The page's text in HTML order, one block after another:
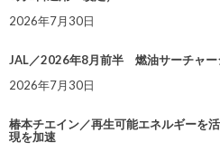
2026年7月30日
JAL／2026年8月前半 燃油サーチャー
2026年7月30日
椿本チエイン／再生可能エネルギーを
現を加速